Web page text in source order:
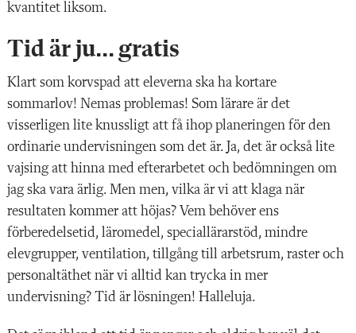
kvantitet liksom.
Tid är ju... gratis
Klart som korvspad att eleverna ska ha kortare
sommarlov! Nemas problemas! Som lärare är det
visserligen lite knussligt att få ihop planeringen för den
ordinarie undervisningen som det är. Ja, det är också lite
vajsing att hinna med efterarbetet och bedömningen om
jag ska vara ärlig. Men men, vilka är vi att klaga när
resultaten kommer att höjas? Vem behöver ens
förberedelsetid, läromedel, speciallärarstöd, mindre
elevgrupper, ventilation, tillgång till arbetsrum, raster och
personaltäthet när vi alltid kan trycka in mer
undervisning? Tid är lösningen! Halleluja.